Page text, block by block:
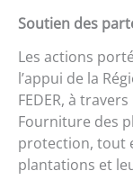
Soutien des
Les actions
l’appui de la
FEDER, à
Fourniture des
protection, tout
plantations et